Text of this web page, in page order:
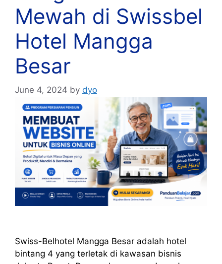
Mewah di Swissbel
Hotel Mangga
Besar
June 4, 2024 by dyo
Swiss-Belhotel Mangga Besar adalah hotel
bintang 4 yang terletak di kawasan bisnis